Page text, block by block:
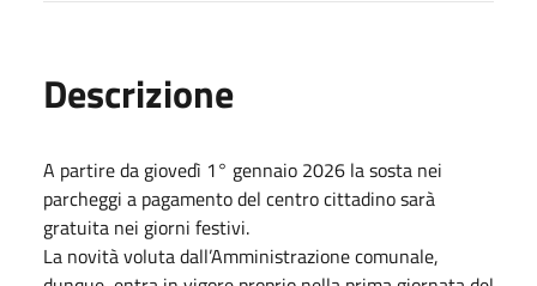
Descrizione
A partire da giovedì 1° gennaio 2026 la sosta nei
parcheggi a pagamento del centro cittadino sarà
gratuita nei giorni festivi.
La novità voluta dall’Amministrazione comunale,